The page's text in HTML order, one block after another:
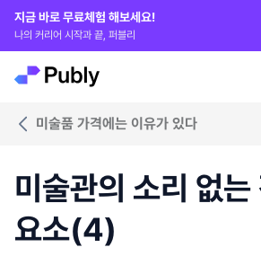
지금 바로 무료체험 해보세요!
나의 커리어 시작과 끝, 퍼블리
미술품 가격에는 이유가 있다
미술관의 소리 없는
요소(4)